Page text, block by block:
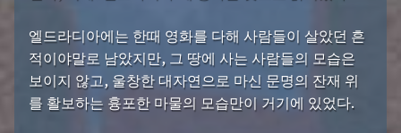
엘드라디아에는 한때 영화를 다해 사람들이 살았던 흔
적이야말로 남았지만, 그 땅에 사는 사람들의 모습은
보이지 않고, 울창한 대자연으로 마신 문명의 잔재 위
를 활보하는 흉포한 마물의 모습만이 거기에 있었다.